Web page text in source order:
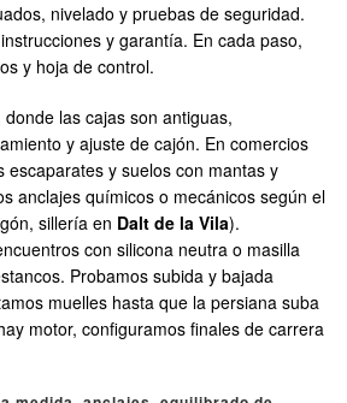
nivelado y pruebas de seguridad.
y garantía. En cada paso,
y hoja de control.
donde las cajas son antiguas,
y ajuste de cajón. En comercios
escaparates y suelos con mantas y
anclajes químicos o mecánicos según el
sillería en Dalt de la Vila).
con silicona neutra o masilla
Probamos subida y bajada
muelles hasta que la persiana suba
motor, configuramos finales de carrera